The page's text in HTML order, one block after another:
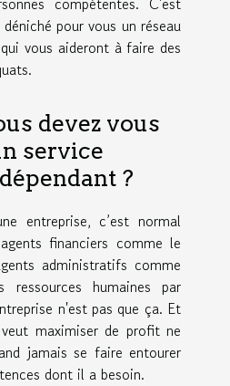
pour vous un réseau
vous aideront à faire des
devez vous
service
?
entreprise, c’est normal
financiers comme le
administratifs comme
ressources humaines par
n'est pas que ça. Et
maximiser de profit ne
jamais se faire entourer
dont il a besoin.